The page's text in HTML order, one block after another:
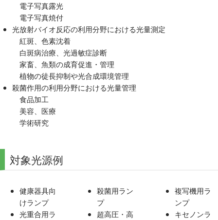
電子写真露光
電子写真焼付
光放射バイオ反応の利用分野における光量測定
紅斑、色素沈着
白斑病治療、光過敏症診断
家畜、魚類の成育促進・管理
植物の徒長抑制や光合成環境管理
殺菌作用の利用分野における光量管理
食品加工
美容、医療
学術研究
対象光源例
健康器具向
けランプ
光重合用ラ
殺菌用ラン
プ
超高圧・高
複写機用ラ
ンプ
キセノンラ